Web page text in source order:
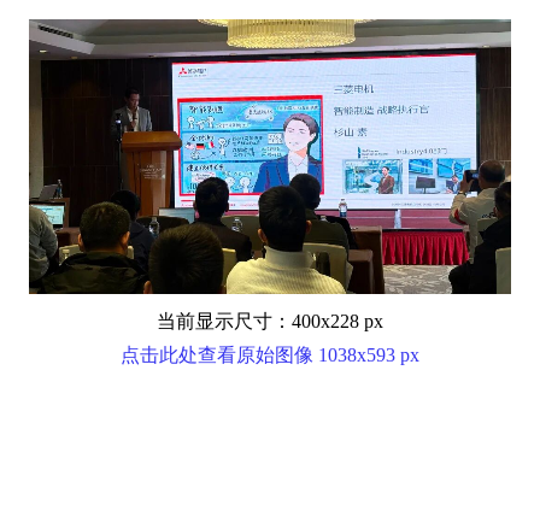
当前显示尺寸：400x228 px
点击此处查看原始图像 1038x593 px